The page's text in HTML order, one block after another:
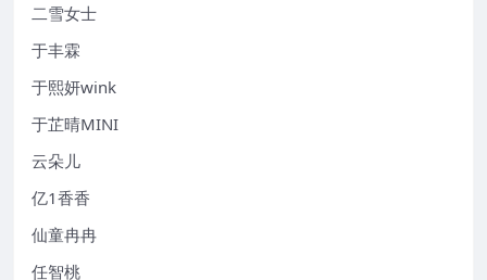
二雪女士
于丰霖
于熙妍wink
于芷晴MINI
云朵儿
亿1香香
仙童冉冉
任智桃